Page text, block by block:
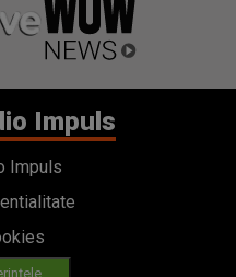
Impuls
Impuls